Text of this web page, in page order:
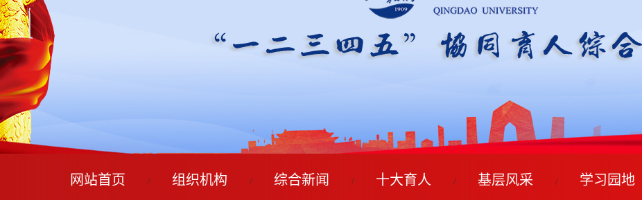
网站首页 / 组织机构 / 综合新闻 / 十大育人 / 基层风采 / 学习园地